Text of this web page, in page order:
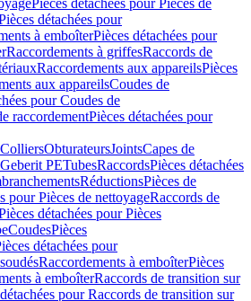
Pièces détachées pour Pièces de
détachées pour
à emboîterPièces détachées pour
Raccordements à griffesRaccords de
Raccordements aux appareilsPièces
aux appareilsCoudes de
pour Coudes de
raccordementPièces détachées pour
ColliersObturateursJointsCapes de
Geberit PETubesRaccordsPièces détachées
RéductionsPièces de
pour Pièces de nettoyageRaccords de
détachées pour Pièces
CoudesPièces
détachées pour
Raccordements à emboîterPièces
à emboîterRaccords de transition sur
pour Raccords de transition sur